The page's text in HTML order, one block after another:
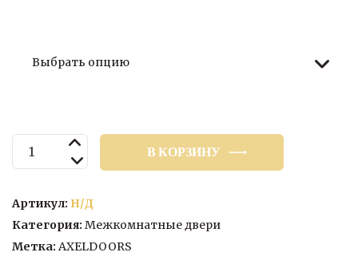
Количество
товара
межкомнатная
В КОРЗИНУ
Артикул: Н/Д
Категория: Межкомнатные двери
Метка: AXELDOORS